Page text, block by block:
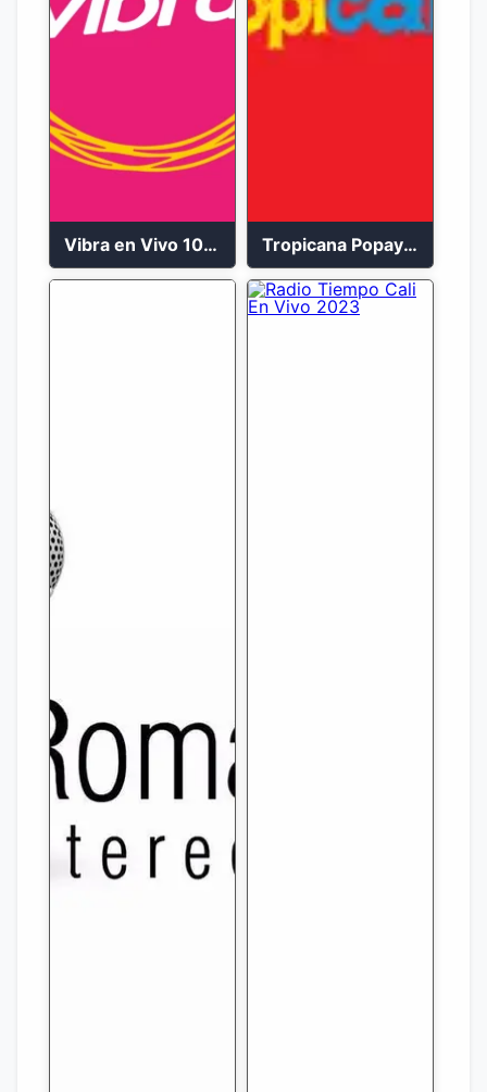
Vibra en Vivo 104.9 FM Bogotá Tropicana Popayán en vivo 106.1 FM